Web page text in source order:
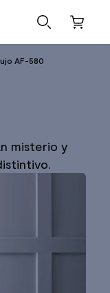
AF-580
misterio y